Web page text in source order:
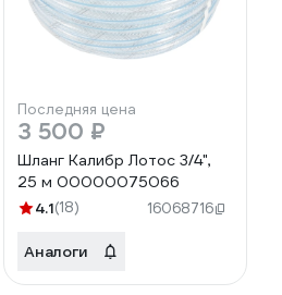
Последняя цена
3 500 ₽
Шланг Калибр Лотос 3/4",
25 м 00000075066
4.1(18) 16068716
Аналоги